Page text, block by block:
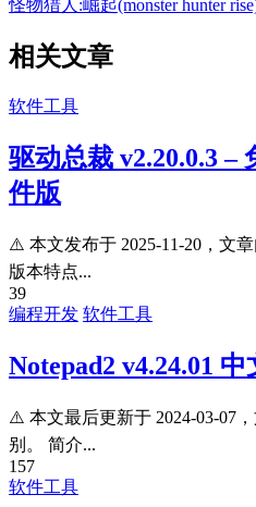
怪物猎人:崛起(monster hunter
相关文章
软件工具
驱动总裁 v2.20.0.3 –
件版
⚠️ 本文发布于 2025-11-20，文
版本特点...
39
编程开发 软件工具
Notepad2 v4.24.01
⚠️ 本文最后更新于 2024-03-07
别。 简介...
157
软件工具